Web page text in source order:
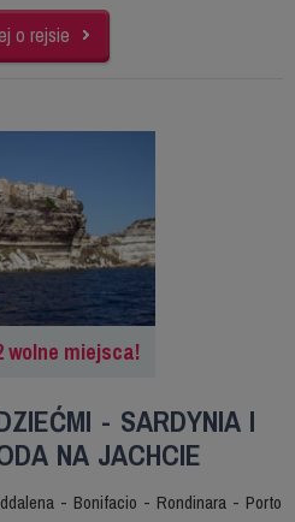
o rejsie
wolne miejsca!
- SARDYNIA I
NA JACHCIE
- Bonifacio - Rondinara - Porto